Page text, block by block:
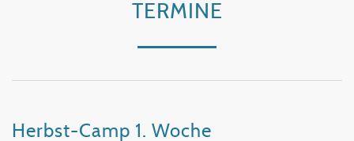
TERMINE
Herbst-Camp 1. Woche